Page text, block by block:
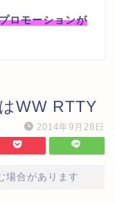
ロモーションが
WW RTTY
2014年9月28日
場合があります